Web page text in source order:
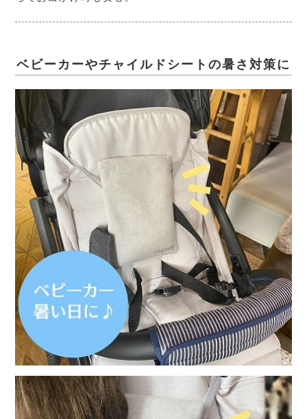
ベビーカーやチャイルドシートの暑さ対策に